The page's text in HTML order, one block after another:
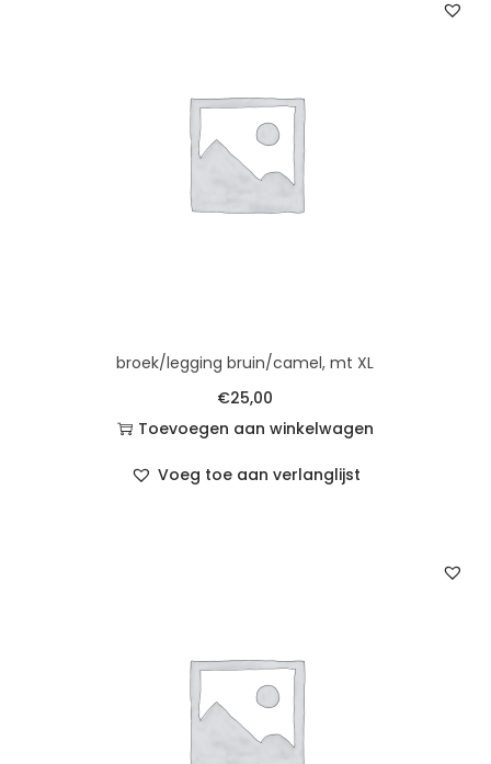
broek/legging bruin/camel, mt XL
€25,00
Toevoegen aan winkelwagen
Voeg toe aan verlanglijst